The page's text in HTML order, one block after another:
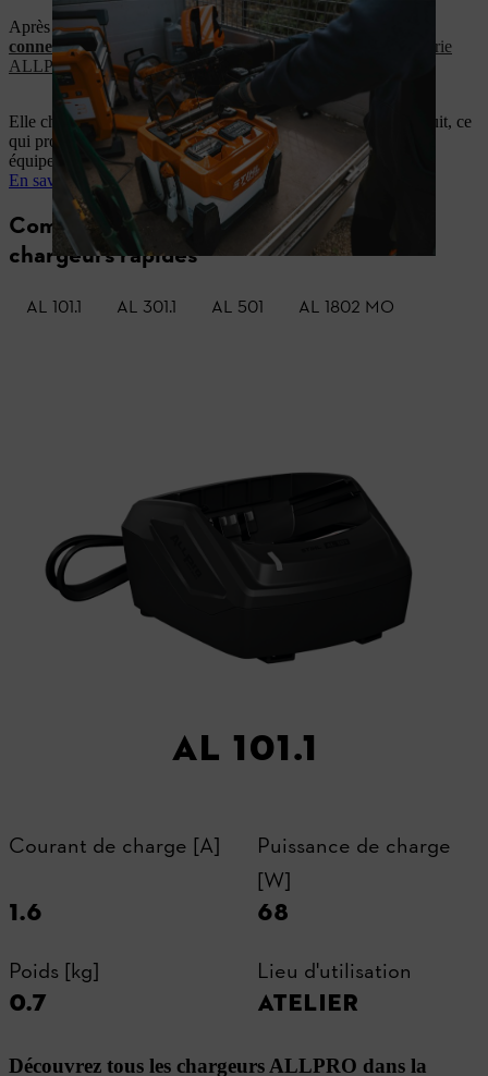
Après le travail, place à la charge douce : utilisez la
connectée
pour activer le mode « Charge douce » sur la
batterie
ALLPRO AP 300.0 P C
Elle charge la batterie particulièrement lentement pendant la nuit, ce
qui protège les cellules et prolonge la durée de vie de votre
équipement.
En savoir plus sur la gestion innovante de la charge
Comparaison des chargeurs et des
chargeurs rapides
AL 101.1 AL 301.1 AL 501 AL 1802 MO
Courant de charge [A]
1.6
Puissance de charge
[W]
68
Poids [kg]
0.7
Lieu d'utilisation
ATELIER
AL 101.1
Découvrez tous les chargeurs ALLPRO dans la